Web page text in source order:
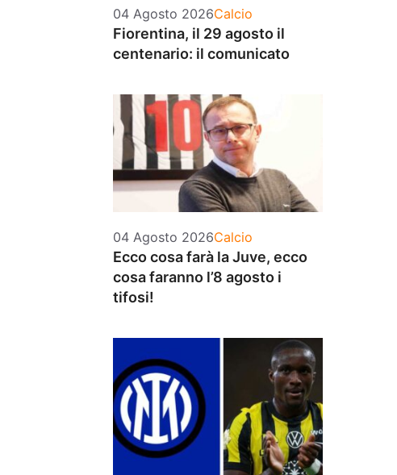
04 Agosto 2026Categorie
Calcio
Fiorentina, il 29 agosto il
centenario: il comunicato
04 Agosto 2026Categorie
Calcio
Ecco cosa farà la Juve, ecco
cosa faranno l’8 agosto i
tifosi!